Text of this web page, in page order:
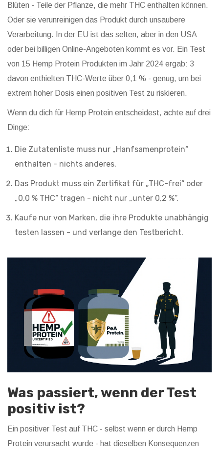
Blüten - Teile der Pflanze, die mehr THC enthalten können.
Oder sie verunreinigen das Produkt durch unsaubere
Verarbeitung. In der EU ist das selten, aber in den USA
oder bei billigen Online-Angeboten kommt es vor. Ein Test
von 15 Hemp Protein Produkten im Jahr 2024 ergab: 3
davon enthielten THC-Werte über 0,1 % - genug, um bei
extrem hoher Dosis einen positiven Test zu riskieren.
Wenn du dich für Hemp Protein entscheidest, achte auf drei
Dinge:
Die Zutatenliste muss nur „Hanfsamenprotein“
enthalten - nichts anderes.
Das Produkt muss ein Zertifikat für „THC-frei“ oder
„0,0 % THC“ tragen - nicht nur „unter 0,2 %“.
Kaufe nur von Marken, die ihre Produkte unabhängig
testen lassen - und verlange den Testbericht.
Was passiert, wenn der Test
positiv ist?
Ein positiver Test auf THC - selbst wenn er durch Hemp
Protein verursacht wurde - hat dieselben Konsequenzen